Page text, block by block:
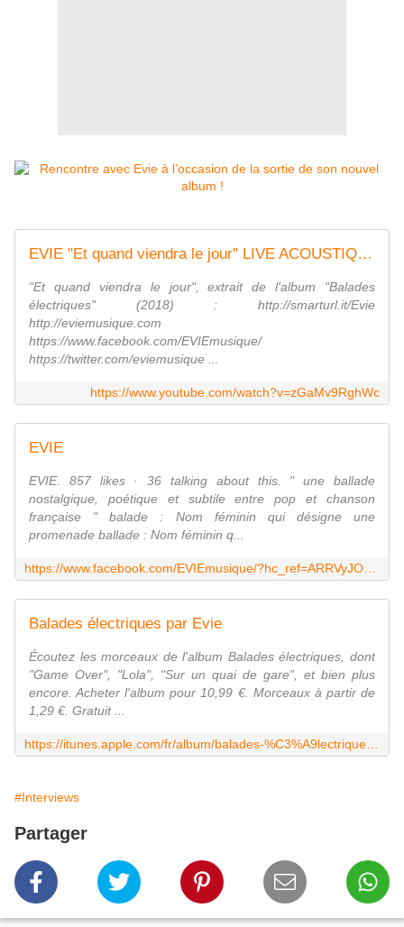
EVIE "Et quand viendra le jour" LIVE ACOUSTIQUE
"Et quand viendra le jour", extrait de l'album "Balades
électriques" (2018) : http://smarturl.it/Evie
http://eviemusique.com
https://www.facebook.com/EVIEmusique/
https://twitter.com/eviemusique ...
https://www.youtube.com/watch?v=zGaMv9RghWc
EVIE
EVIE. 857 likes · 36 talking about this. " une ballade
nostalgique, poétique et subtile entre pop et chanson
française " balade : Nom féminin qui désigne une
promenade ballade : Nom féminin q...
https://www.facebook.com/EVIEmusique/?hc_ref=ARRVyJO0R5I5r6RxQK1Ji1XH-d6vHRSZVkBhU-ddbRn8n9-n3Oz7sB_6rF1Os54JDrM
Balades électriques par Evie
Écoutez les morceaux de l'album Balades électriques, dont
"Game Over", "Lola", "Sur un quai de gare", et bien plus
encore. Acheter l'album pour 10,99 €. Morceaux à partir de
1,29 €. Gratuit ...
https://itunes.apple.com/fr/album/balades-%C3%A9lectriques/1347172256
#Interviews
Partager